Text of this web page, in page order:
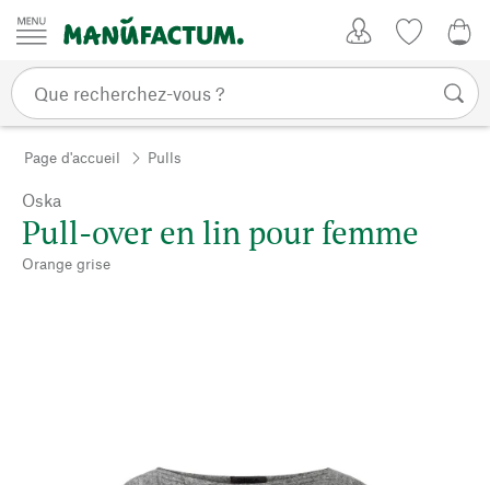
Passer au contenu
Page d'accueil Pulls
Oska
Pull-over en lin pour femme
Orange grise